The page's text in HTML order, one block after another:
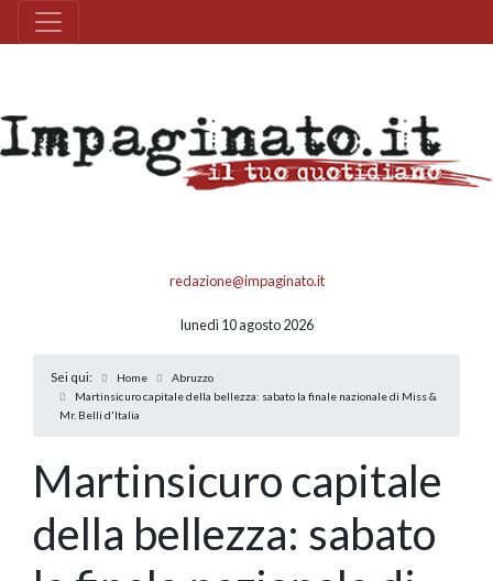
redazione@impaginato.it
lunedì 10 agosto 2026
Sei qui: Home
Abruzzo
Martinsicuro capitale della bellezza: sabato la finale nazionale di Miss &
Mr. Belli d'Italia
Martinsicuro capitale
della bellezza: sabato